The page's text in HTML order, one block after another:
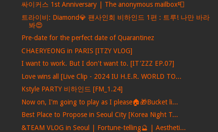
싸이커스 1st Anniversary | The anonymous mailbox📮
트라이비: Diamond💎 팬사인회 비하인드 1편 : 트루! 나만 바라
봐😍
Pre-date for the perfect date of Quarantinez
CHAERYEONG in PARIS [ITZY VLOG]
I want to work. But I don't want to. [IT'ZZZ EP.07]
Love wins all [Live Clip - 2024 IU H.E.R. WORLD TO...
Kstyle PARTY 비하인드 [FM_1.24]
Now on, I'm going to play as I please🏠🎁Bucket li...
Best Place to Propose in Seoul City [Korea Night T...
&TEAM VLOG in Seoul | Fortune-telling🔮 | Aestheti...